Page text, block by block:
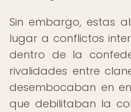
Sin embargo, estas
lugar a conflictos
dentro de la
rivalidades entre
desembocaban en
que debilitaban la